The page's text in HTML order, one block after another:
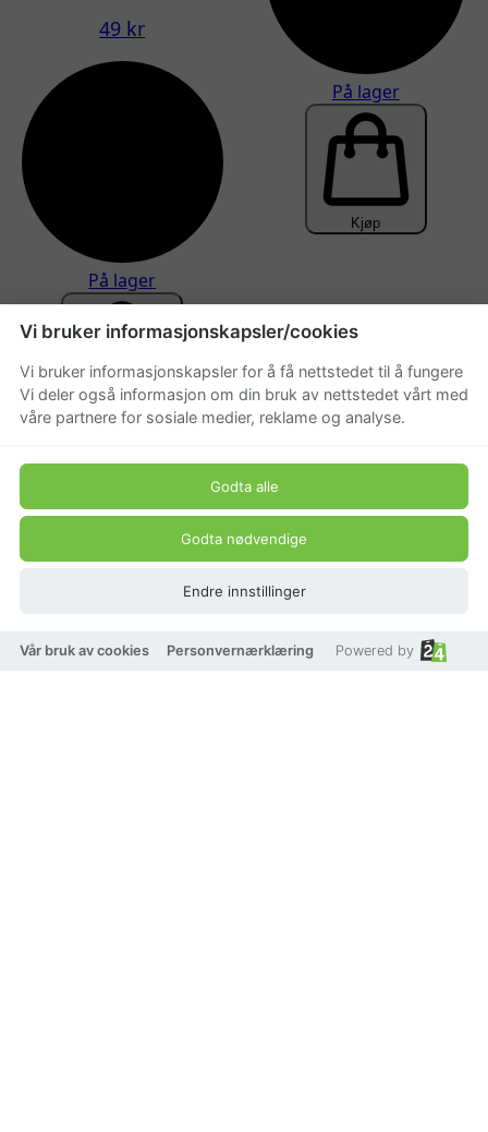
49 kr
På lager
Kjøp
På lager
Kjøp
Dale Catering AS
Org: 930797456
Vi bruker informasjonskapsler/cookies
Vi bruker informasjonskapsler for å få nettstedet til å fungere
Vi deler også informasjon om din bruk av nettstedet vårt med
våre partnere for sosiale medier, reklame og analyse.
Godta alle
Godta nødvendige
Endre innstillinger
Vår bruk av cookies Personvernærklæring Powered by